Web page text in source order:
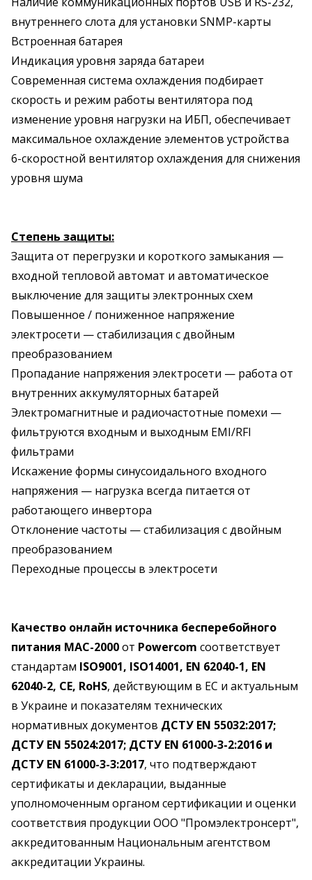
внутреннего слота для установки SNMP-карты
Встроенная батарея
Индикация уровня заряда батареи
Современная система охлаждения подбирает
скорость и режим работы вентилятора под
изменение уровня нагрузки на ИБП, обеспечивает
максимальное охлаждение элементов устройства
6-скоростной вентилятор охлаждения для снижения
уровня шума
Степень защиты:
Защита от перегрузки и короткого замыкания —
входной тепловой автомат и автоматическое
выключение для защиты электронных схем
Повышенное / пониженное напряжение
электросети — стабилизация с двойным
преобразованием
Пропадание напряжения электросети — работа от
внутренних аккумуляторных батарей
Электромагнитные и радиочастотные помехи —
фильтруются входным и выходным EMI/RFI
фильтрами
Искажение формы синусоидального входного
напряжения — нагрузка всегда питается от
работающего инвертора
Отклонение частоты — стабилизация с двойным
преобразованием
Переходные процессы в электросети
Качество онлайн источника бесперебойного
питания MAC-2000от Powercom соответствует
стандартам ISO9001, ISO14001, EN 62040-1, EN
62040-2, CE, RoHS, действующим в ЕС и актуальным
в Украине и показателям технических
нормативных документов ДСТУ EN 55032:2017;
ДСТУ EN 55024:2017; ДСТУ EN 61000-3-2:2016 и
ДСТУ EN 61000-3-3:2017, что подтверждают
сертификаты и декларации, выданные
уполномоченным органом сертификации и оценки
соответствия продукции ООО "Промэлектронсерт",
аккредитованным Национальным агентством
аккредитации Украины.